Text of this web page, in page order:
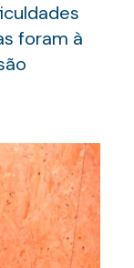
foram à